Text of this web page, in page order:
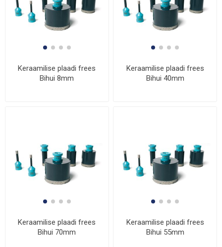
Keraamilise plaadi frees
Bihui 8mm
Keraamilise plaadi frees
Bihui 40mm
Keraamilise plaadi frees
Bihui 70mm
Keraamilise plaadi frees
Bihui 55mm